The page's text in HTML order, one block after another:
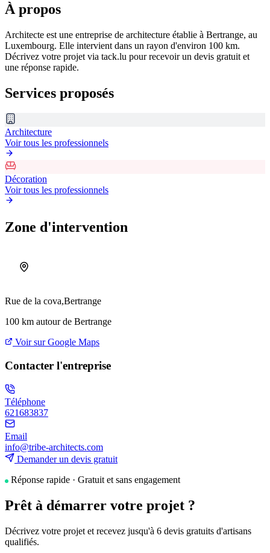
À propos
Architecte est une entreprise de architecture établie à Bertrange, au
Luxembourg. Elle intervient dans un rayon d'environ 100 km.
Décrivez votre projet via tack.lu pour recevoir un devis gratuit et
une réponse rapide.
Services proposés
Architecture
Voir tous les professionnels
Décoration
Voir tous les professionnels
Zone d'intervention
Rue de la cova,Bertrange
100 km autour de Bertrange
Voir sur Google Maps
Contacter l'entreprise
Téléphone
621683837
Email
info@tribe-architects.com
Demander un devis gratuit
Réponse rapide · Gratuit et sans engagement
Prêt à démarrer votre projet ?
Décrivez votre projet et recevez jusqu'à 6 devis gratuits d'artisans
qualifiés.